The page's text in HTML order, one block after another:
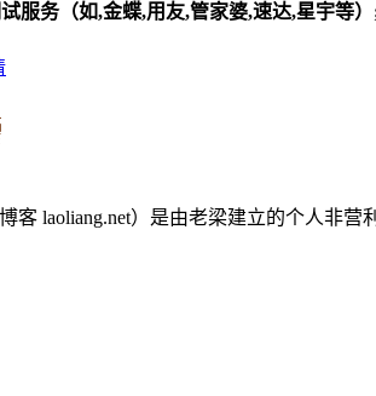
服务（如,金蝶,用友,管家婆,速达,星宇等
客 laoliang.net）是由老梁建立的个人非